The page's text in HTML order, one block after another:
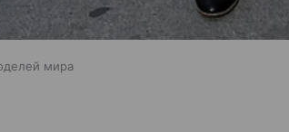
мира